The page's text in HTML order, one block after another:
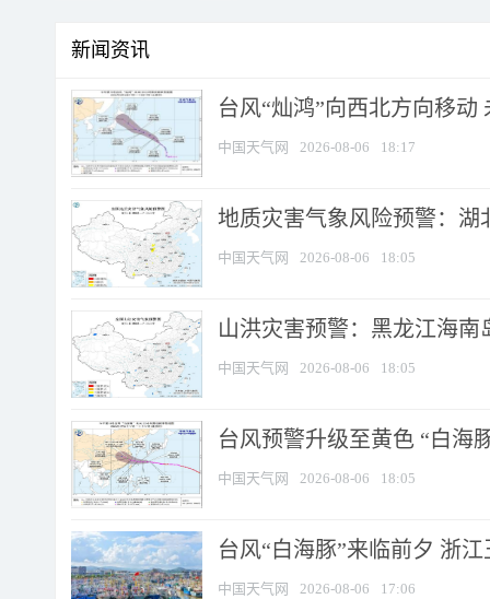
新闻资讯
台风“灿鸿”向西北方向移动
中国天气网 2026-08-06 18:17
地质灾害气象风险预警：湖
中国天气网 2026-08-06 18:05
山洪灾害预警：黑龙江海
中国天气网 2026-08-06 18:05
台风预警升级至黄色 “白海
中国天气网 2026-08-06 18:05
台风“白海豚”来临前夕 浙
中国天气网 2026-08-06 17:06